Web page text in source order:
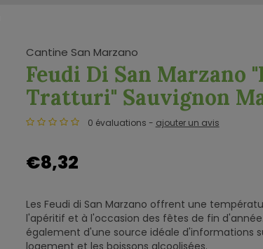
Cantine San Marzano
Feudi Di San Marzano
Tratturi" Sauvignon
0 évaluations - ajouter un avis
€8,32
Les Feudi di San Marzano offrent une
l'apéritif et à l'occasion des fêtes de fin
également d'une source idéale d'informations
logement et les boissons alcoolisées.